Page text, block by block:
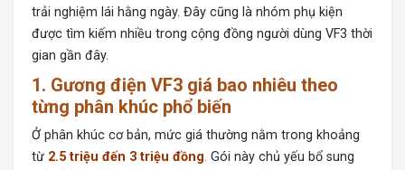
trải nghiệm lái hằng ngày. Đây cũng là nhóm phụ kiện
được tìm kiếm nhiều trong cộng đồng người dùng VF3 thời
gian gần đây.
1. Gương điện VF3 giá bao nhiêu theo
từng phân khúc phổ biến
Ở phân khúc cơ bản, mức giá thường nằm trong khoảng
từ 2.5 triệu đến 3 triệu đồng. Gói này chủ yếu bổ sung